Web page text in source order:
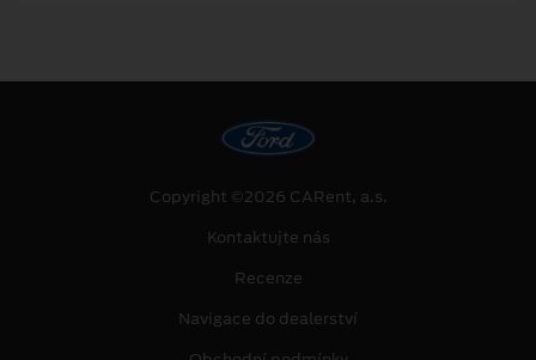
Copyright ©2026 CARent, a.s.
Kontaktujte nás
Recenze
Navigace do dealerství